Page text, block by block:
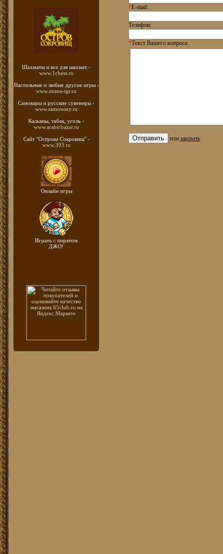
Шахматы и все для шахмат -
www.1chess.ru
Настольные и любые другие игры -
www.strana-igr.ru
Самовары и русские сувениры -
www.samowary.ru
Кальяны, табак, уголь -
www.arabicbazar.ru
Сайт "Острова Сокровищ" -
www.393.ru
Онлайн игры
Играть с пиратом
ДЖО!
*E-mail:
Телефон:
*Текст Вашего вопроса:
или закрыть